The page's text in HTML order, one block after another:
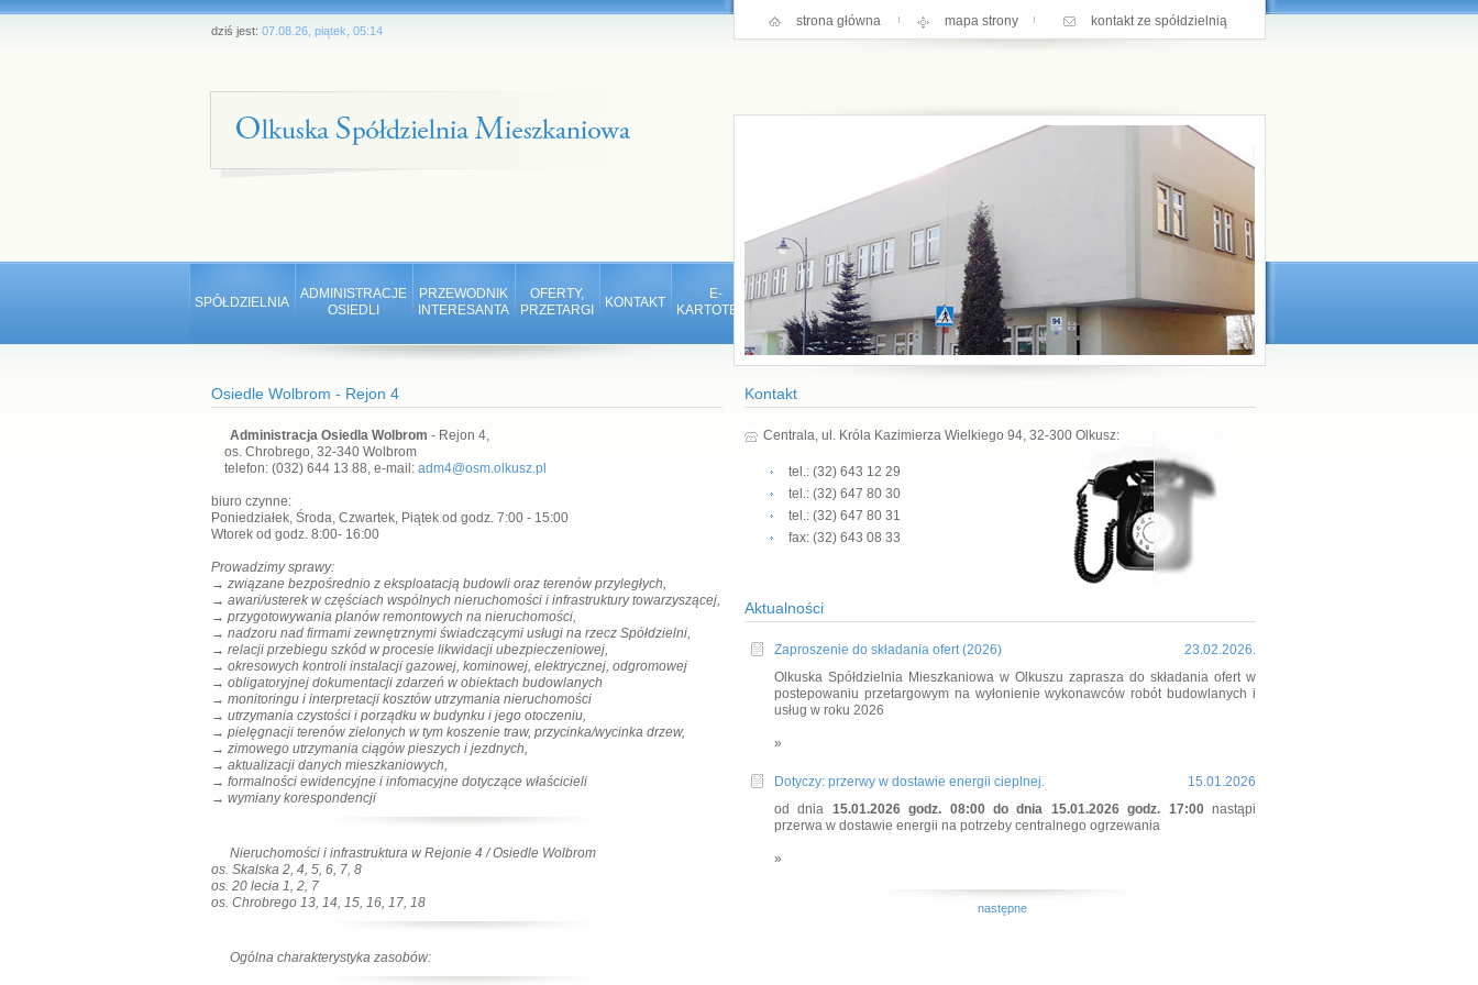
dziś jest: 07.08.26, piątek, 05:14
strona główna mapa strony kontakt ze spółdzielnią
SPÓŁDZIELNIA
ADMINISTRACJE
OSIEDLI
PRZEWODNIK
INTERESANTA
OFERTY,
PRZETARGI
KONTAKT
E-
KARTOTEKA
Osiedle Wolbrom - Rejon 4
Administracja Osiedla Wolbrom - Rejon 4,
os. Chrobrego, 32-340 Wolbrom
telefon: (032) 644 13 88, e-mail: adm4@osm.olkusz.pl
biuro czynne:
Poniedziałek, Środa, Czwartek, Piątek od godz. 7:00 - 15:00
Wtorek od godz. 8:00- 16:00
Prowadzimy sprawy:
→ związane bezpośrednio z eksploatacją budowli oraz terenów przyległych,
→ awari/usterek w częściach wspólnych nieruchomości i infrastruktury towarzyszącej,
→ przygotowywania planów remontowych na nieruchomości,
→ nadzoru nad firmami zewnętrznymi świadczącymi usługi na rzecz Spółdzielni,
→ relacji przebiegu szkód w procesie likwidacji ubezpieczeniowej,
→ okresowych kontroli instalacji gazowej, kominowej, elektrycznej, odgromowej
→ obligatoryjnej dokumentacji zdarzeń w obiektach budowlanych
→ monitoringu i interpretacji kosztów utrzymania nieruchomości
→ utrzymania czystości i porządku w budynku i jego otoczeniu,
→ pielęgnacji terenów zielonych w tym koszenie traw, przycinka/wycinka drzew,
→ zimowego utrzymania ciągów pieszych i jezdnych,
→ aktualizacji danych mieszkaniowych,
→ formalności ewidencyjne i infomacyjne dotyczące właścicieli
→ wymianykorespondencji
Nieruchomości i infrastruktura w Rejonie 4 / Osiedle Wolbrom
os. Skalska 2, 4, 5, 6, 7, 8
os. 20 lecia 1, 2, 7
os. Chrobrego 13, 14, 15, 16, 17, 18
Ogólna charakterystyka zasobów:
Kontakt
Centrala, ul. Króla Kazimierza Wielkiego 94, 32-300 Olkusz:
tel.: (32) 643 12 29
tel.: (32) 647 80 30
tel.: (32) 647 80 31
fax: (32) 643 08 33
Aktualności
Zaproszenie do składania ofert (2026)
23.02.2026.
Olkuska Spółdzielnia Mieszkaniowa w Olkuszu zaprasza do składania ofert w
postepowaniu przetargowym na wyłonienie wykonawców robót budowlanych i
usług w roku 2026
»
Dotyczy: przerwy w dostawie energii cieplnej.
15.01.2026
od dnia 15.01.2026 godz. 08:00 do dnia 15.01.2026 godz. 17:00nastąpi
przerwa w dostawie energii na potrzeby centralnego ogrzewania
»
następne